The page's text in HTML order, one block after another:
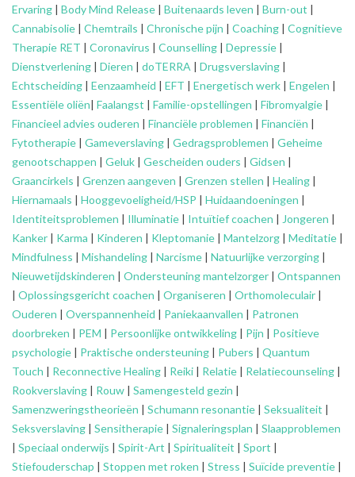
Ervaring | Body Mind Release | Buitenaards leven | Burn-out |
Cannabisolie | Chemtrails | Chronische pijn | Coaching | Cognitieve
Therapie RET | Coronavirus | Counselling | Depressie |
Dienstverlening | Dieren | doTERRA | Drugsverslaving |
Echtscheiding | Eenzaamheid | EFT | Energetisch werk | Engelen |
Essentiële oliën| Faalangst | Familie-opstellingen | Fibromyalgie |
Financieel advies ouderen | Financiële problemen | Financiën |
Fytotherapie | Gameverslaving | Gedragsproblemen | Geheime
genootschappen | Geluk | Gescheiden ouders | Gidsen |
Graancirkels | Grenzen aangeven | Grenzen stellen | Healing |
Hiernamaals | Hooggevoeligheid/HSP | Huidaandoeningen |
Identiteitsproblemen | Illuminatie | Intuïtief coachen | Jongeren |
Kanker | Karma | Kinderen | Kleptomanie | Mantelzorg | Meditatie |
Mindfulness | Mishandeling | Narcisme | Natuurlijke verzorging |
Nieuwetijdskinderen | Ondersteuningmantelzorger | Ontspannen
| Oplossingsgericht coachen | Organiseren | Orthomoleculair |
Ouderen | Overspannenheid | Paniekaanvallen | Patronen
doorbreken | PEM | Persoonlijke ontwikkeling | Pijn | Positieve
psychologie | Praktische ondersteuning | Pubers | Quantum
Touch | Reconnective Healing | Reiki | Relatie | Relatiecounseling |
Rookverslaving | Rouw | Samengesteld gezin |
Samenzweringstheorieën | Schumann resonantie | Seksualiteit |
Seksverslaving | Sensitherapie | Signaleringsplan | Slaapproblemen
| Speciaal onderwijs | Spirit-Art | Spiritualiteit | Sport |
Stiefouderschap | Stoppen met roken | Stress | Suïcide preventie |